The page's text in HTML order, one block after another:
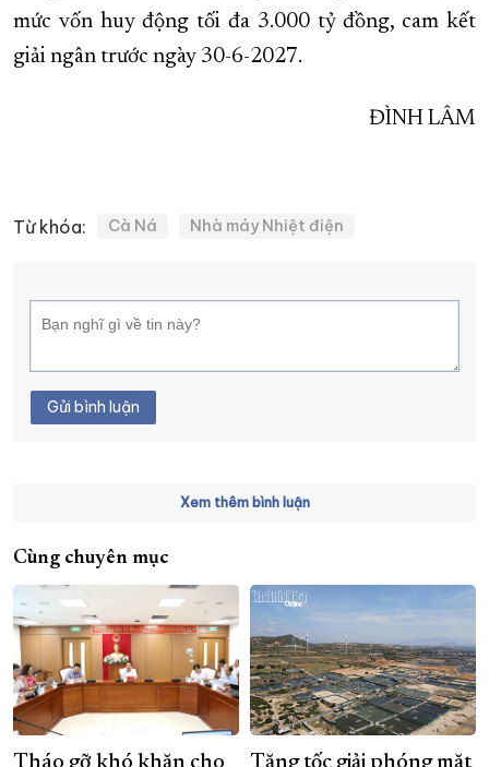
mức vốn huy động tối đa 3.000 tỷ đồng, cam kết
giải ngân trước ngày 30-6-2027.
ĐÌNH LÂM
Từ khóa: Cà Ná Nhà máy Nhiệt điện
Gửi bình luận
Xem thêm bình luận
Cùng chuyên mục